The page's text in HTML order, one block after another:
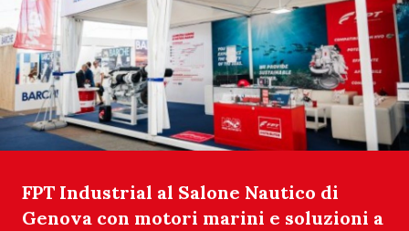
FPT Industrial al Salone Nautico di
Genova con motori marini e soluzioni a